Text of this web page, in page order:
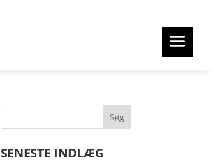
SENESTE INDLÆG